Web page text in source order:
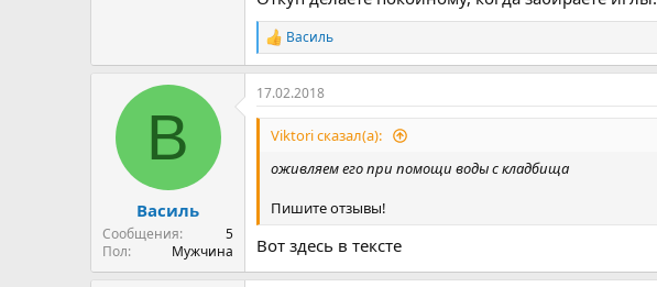
Р
е
а
к
ц
и
Василь
В
Василь
Сообщения
5
Пол
Мужчина
17.02.2018
Viktori сказал(а):
оживляем его при помощи воды с кладбища
Пишите отзывы!
Вот здесь в тексте